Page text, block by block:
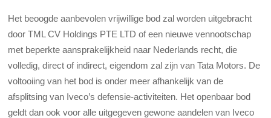
Het beoogde aanbevolen vrijwillige bod zal worden uitgebracht
door TML CV Holdings PTE LTD of een nieuwe vennootschap
met beperkte aansprakelijkheid naar Nederlands recht, die
volledig, direct of indirect, eigendom zal zijn van Tata Motors. De
voltooiing van het bod is onder meer afhankelijk van de
afsplitsing van Iveco’s defensie-activiteiten. Het openbaar bod
geldt dan ook voor alle uitgegeven gewone aandelen van Iveco